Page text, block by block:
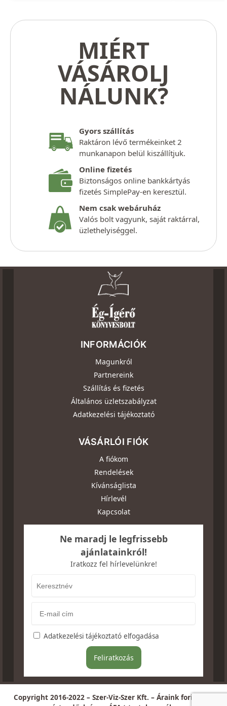
MIÉRT
VÁSÁROLJ
NÁLUNK?
Gyors szállítás
Raktáron lévő termékeinket 2
munkanapon belül kiszállítjuk.
Online fizetés
Biztonságos online bankkártyás
fizetés SimplePay-en keresztül.
Nem csak webáruház
Valós bolt vagyunk, saját raktárral,
üzlethelyiséggel.
INFORMÁCIÓK
Magunkról
Partnereink
Szállítás és fizetés
Általános üzletszabályzat
Adatkezelési tájékoztató
VÁSÁRLÓI FIÓK
A fiókom
Rendelések
Kívánságlista
Hírlevél
Kapcsolat
Ne maradj le legfrissebb
ajánlatainkról!
Iratkozz fel hírlevelünkre!
Adatkezelési tájékoztató elfogadása
Copyright 2016-2022 – Szer-Viz-Szer Kft. – Áraink forintban